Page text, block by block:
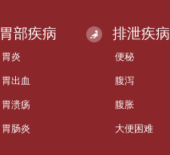
胃部疾病
胃炎
胃出血
胃溃疡
胃肠炎
排泄疾病
便秘
腹泻
腹胀
大便困难